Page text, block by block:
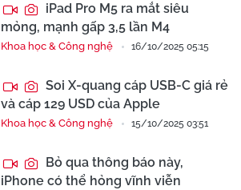
iPad Pro M5 ra mắt siêu
mỏng, mạnh gấp 3,5 lần M4
Khoa học & Công nghệ 16/10/2025 05:15
Soi X-quang cáp USB-C giá rẻ
và cáp 129 USD của Apple
Khoa học & Công nghệ 15/10/2025 03:51
Bỏ qua thông báo này,
iPhone có thể hỏng vĩnh viễn